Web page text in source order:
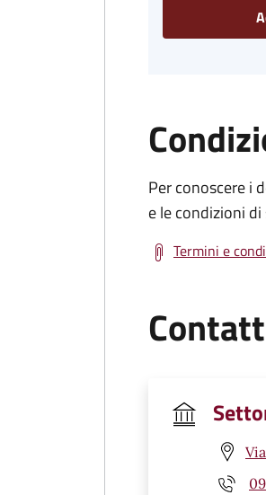
Per conoscere i
e le condizioni di
Termini e